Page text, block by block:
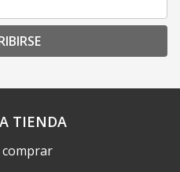
TIENDA
comprar